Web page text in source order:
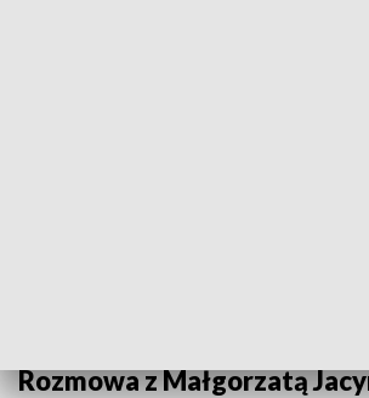
Rozmowa z Małgorzatą